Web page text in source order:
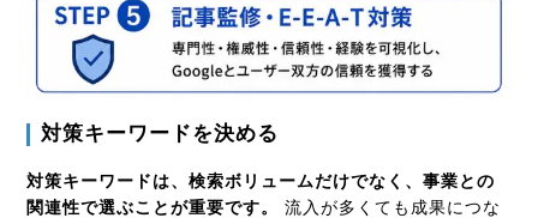
対策キーワードを決める
対策キーワードは、検索ボリュームだけでなく、事業との
関連性で選ぶことが重要です。
流入が多くても成果につな